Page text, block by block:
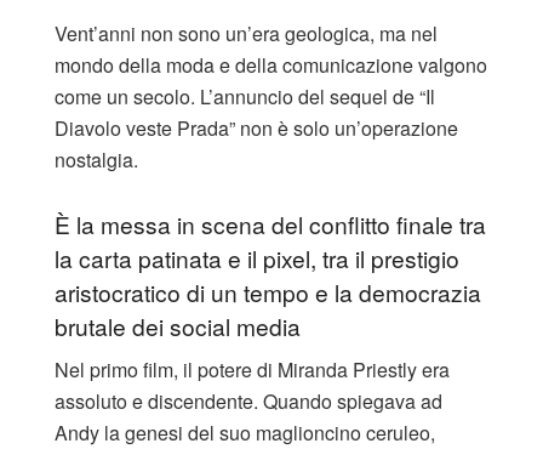
​Vent’anni non sono un’era geologica, ma nel
mondo della moda e della comunicazione valgono
come un secolo. L’annuncio del sequel de “Il
Diavolo veste Prada” non è solo un’operazione
nostalgia.
È la messa in scena del conflitto finale tra
la carta patinata e il pixel, tra il prestigio
aristocratico di un tempo e la democrazia
brutale dei social media
​Nel primo film, il potere di Miranda Priestly era
assoluto e discendente. Quando spiegava ad
Andy la genesi del suo maglioncino ceruleo,